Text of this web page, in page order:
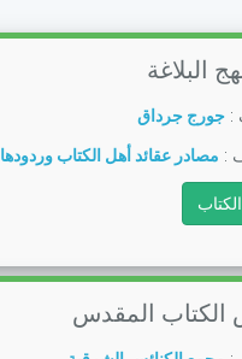
البلاغة
:جورج جرداق
: مصادر عقائد أهل الكتاب وردودها
الكتاب المقدس